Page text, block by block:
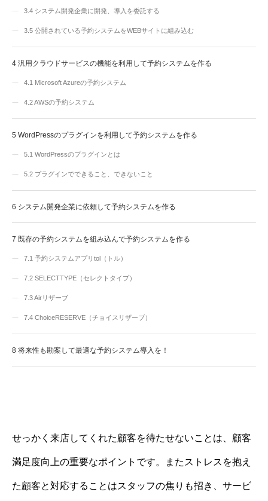
3.4 システム開発企業に開発、導入を委託する
3.5 公開されている予約システムをWEBサイトに組み込む
4 汎用クラウドサービスの機能を利用して予約システムを作る
4.1 Microsoft Azureの予約システム
4.2AWSの予約システム
5 WordPressのプラグインを利用して予約システムを作る
5.1 WordPressのプラグインとは
5.2 プラグインでできること、できないこと
6 システム開発企業に依頼して予約システムを作る
7 既存の予約システムを組み込んで予約システムを作る
7.1 予約システムアプリtol（トル）
7.2 SELECTTYPE（セレクトタイプ）
7.3Airリザーブ
7.4 ChoiceRESERVE（チョイスリザーブ）
8 将来性も勘案して最適な予約システム導入を！
せっかく来店してくれた顧客を待たせないことは、顧客
満足度向上の重要なポイントです。またストレスを抱え
た顧客と対応することはスタッフの焦りも招き、サービ